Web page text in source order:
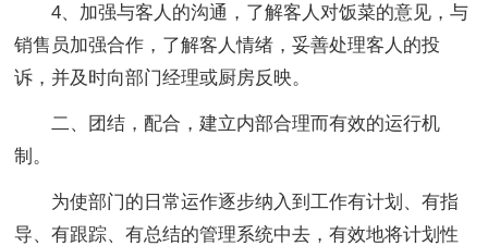
4、加强与客人的沟通，了解客人对饭菜的意见，与
销售员加强合作，了解客人情绪，妥善处理客人的投
诉，并及时向部门经理或厨房反映。
二、团结，配合，建立内部合理而有效的运行机
制。
为使部门的日常运作逐步纳入到工作有计划、有指
导、有跟踪、有总结的管理系统中去，有效地将计划性